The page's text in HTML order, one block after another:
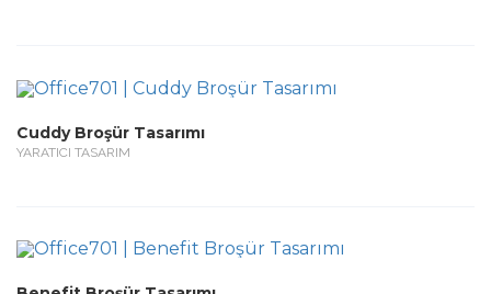
Cuddy Broşür Tasarımı
YARATICI TASARIM